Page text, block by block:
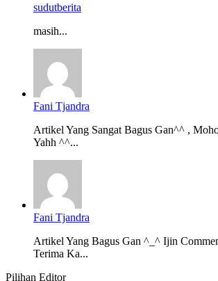
sudutberita
masih...
Fani Tjandra
Artikel Yang Sangat Bagus Gan^^ ,
Yahh ^^...
Fani Tjandra
Artikel Yang Bagus Gan ^_^ Ijin
Terima Ka...
Pilihan Editor